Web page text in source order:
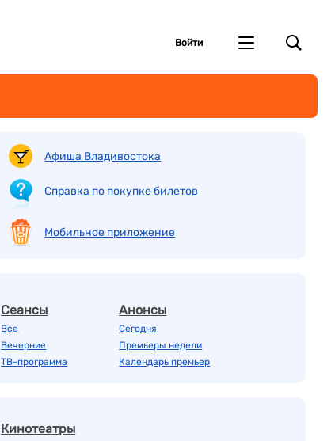
Войти
Афиша Владивостока
Справка по покупке билетов
Мобильное приложение
Сеансы
Все
Вечерние
ТВ-программа
Анонсы
Сегодня
Премьеры недели
Календарь премьер
Кинотеатры